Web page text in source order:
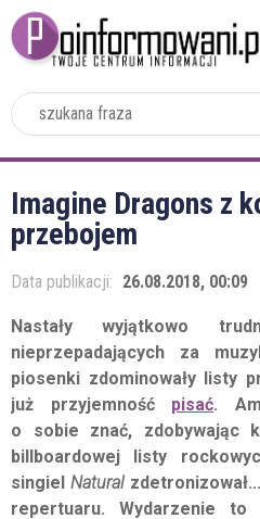
Imagine Dragons z
przebojem
Data publikacji: 26.08.2018, 00:09
Nastały wyjątkowo
nieprzepadających za
piosenki zdominowały listy
już przyjemność pisać.
o sobie znać, zdobywając
billboardowej listy
singielNaturalzdetronizował...
repertuaru. Wydarzenie